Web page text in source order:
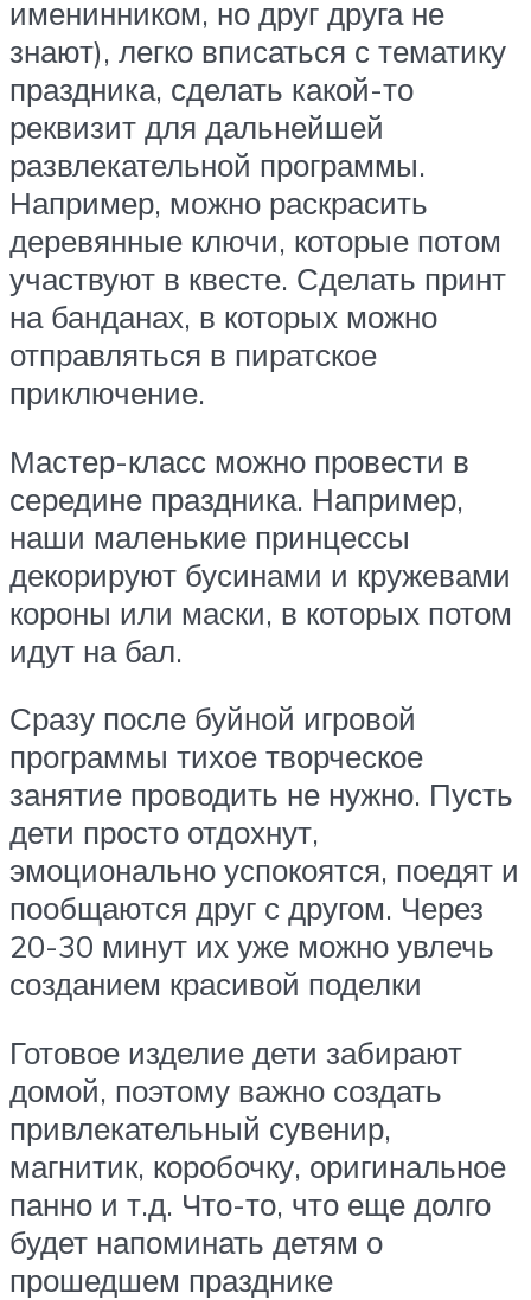
именинником, но друг друга не
знают), легко вписаться с тематику
праздника, сделать какой-то
реквизит для дальнейшей
развлекательной программы.
Например, можно раскрасить
деревянные ключи, которые потом
участвуют в квесте. Сделать принт
на банданах, в которых можно
отправляться в пиратское
приключение.
Мастер-класс можно провести в
середине праздника. Например,
наши маленькие принцессы
декорируют бусинами и кружевами
короны или маски, в которых потом
идут на бал.
Сразу после буйной игровой
программы тихое творческое
занятие проводить не нужно. Пусть
дети просто отдохнут,
эмоционально успокоятся, поедят и
пообщаются друг с другом. Через
20-30 минут их уже можно увлечь
созданием красивой поделки
Готовое изделие дети забирают
домой, поэтому важно создать
привлекательный сувенир,
магнитик, коробочку, оригинальное
панно и т.д. Что-то, что еще долго
будет напоминать детям о
прошедшем празднике